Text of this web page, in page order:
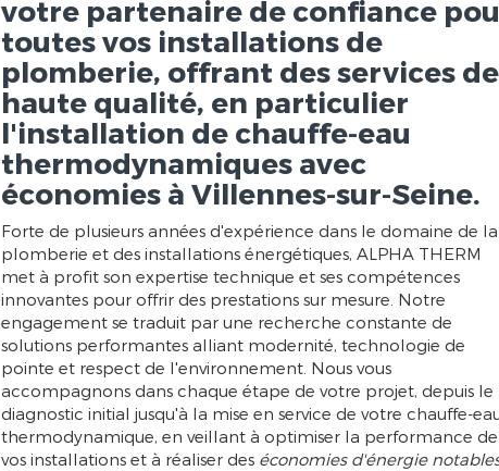
votre partenaire de confiance
toutes vos installations de
plomberie, offrant des services de
haute qualité, en particulier
l'installation de chauffe-eau
thermodynamiques avec
économies à Villennes-sur-Seine.
Forte de plusieurs années d'expérience dans le domaine de la
plomberie et des installations énergétiques, ALPHA THERM
met à profit son expertise technique et ses compétences
innovantes pour offrir des prestations sur mesure. Notre
engagement se traduit par une recherche constante de
solutions performantes alliant modernité, technologie de
pointe et respect de l'environnement. Nous vous
accompagnons dans chaque étape de votre projet, depuis le
diagnostic initial jusqu'à la mise en service de votre chauffe-
thermodynamique, en veillant à optimiser la performance de
vos installations et à réaliser des économies d'énergie